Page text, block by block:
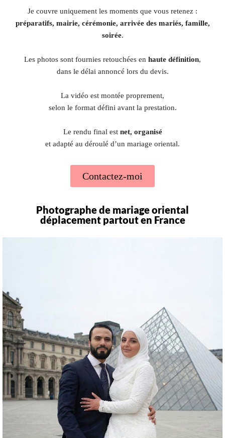
Je couvre uniquement les moments que vous retenez :
préparatifs, mairie, cérémonie, arrivée des mariés, famille,
soirée.
Les photos sont fournies retouchées en haute définition,
dans le délai annoncé lors du devis.
La vidéo est montée proprement,
selon le format défini avant la prestation.
Le rendu final est net, organisé
et adapté au déroulé d’un mariage oriental.
Contactez-moi
Photographe de mariage oriental
déplacement partout en France